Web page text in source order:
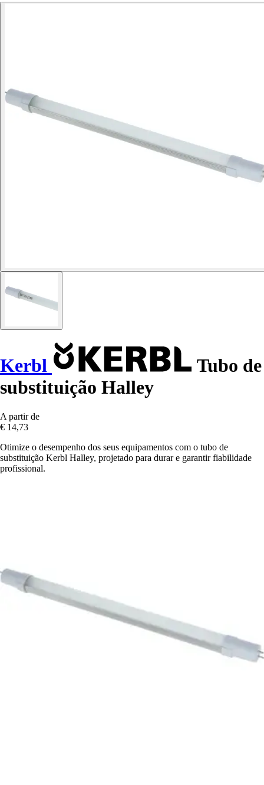
Kerbl
Tubo de
substituição Halley
A partir de
€ 14,73
Otimize o desempenho dos seus equipamentos com o tubo de
substituição Kerbl Halley, projetado para durar e garantir fiabilidade
profissional.